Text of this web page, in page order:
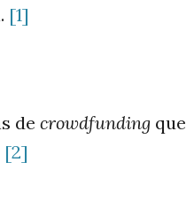
[1]
de crowdfunding que
[2]